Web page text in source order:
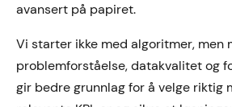
avansert på papiret.
Vi starter ikke med algoritmer, men
problemforståelse, datakvalitet og
gir bedre grunnlag for å velge riktig